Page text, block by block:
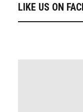
LIKE US ON